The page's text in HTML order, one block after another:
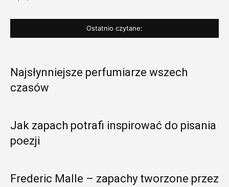
Ostatnio czytane:
Najsłynniejsze perfumiarze wszech
czasów
Jak zapach potrafi inspirować do pisania
poezji
Frederic Malle – zapachy tworzone przez